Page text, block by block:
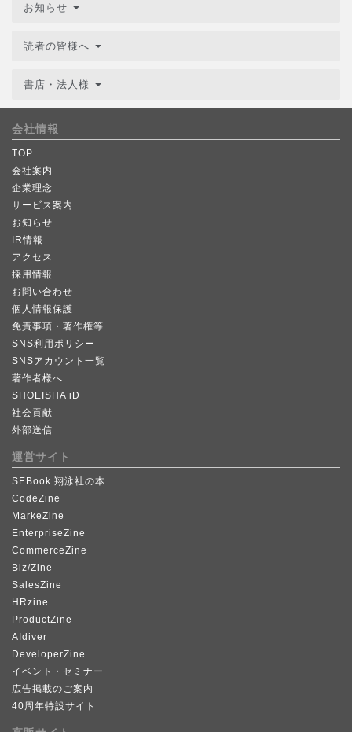
お知らせ
読者の皆様へ
書店・法人様
会社情報
TOP
会社案内
企業理念
サービス案内
お知らせ
IR情報
アクセス
採用情報
お問い合わせ
個人情報保護
免責事項・著作権等
SNS利用ポリシー
SNSアカウント一覧
著作者様へ
SHOEISHA iD
社会貢献
外部送信
運営サイト
SEBook 翔泳社の本
CodeZine
MarkeZine
EnterpriseZine
CommerceZine
Biz/Zine
SalesZine
HRzine
ProductZine
AIdiver
DeveloperZine
イベント・セミナー
広告掲載のご案内
40周年特設サイト